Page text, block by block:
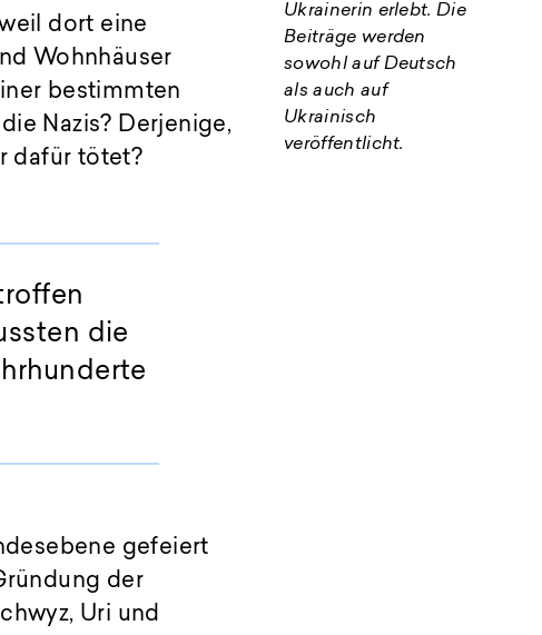
dort eine
Wohnhäuser
bestimmten
Nazis? Derjenige,
dafür tötet?
die
gefeiert
der
Uri und
Ukrainerin erlebt. Die
Beiträge werden
sowohl auf Deutsch
als auch auf
Ukrainisch
veröffentlicht.